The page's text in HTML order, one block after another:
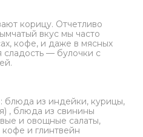
корицу. Отчетливо
вкус мы часто
кофе, и даже в мясных
сладость — булочки с
из индейки, курицы,
, блюда из свинины
и овощные салаты,
и глинтвейн